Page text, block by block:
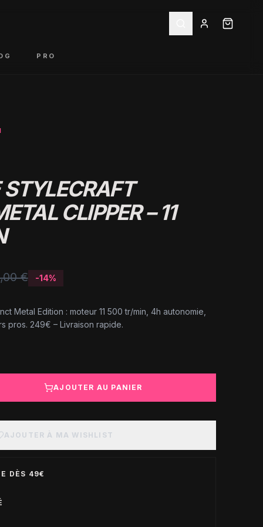
PRO
CLIPPER – 11
€ -14%
Metal Edition : moteur 11 500 tr/min, 4h autonomie,
pros. 249€ – Livraison rapide.
AJOUTER AU PANIER
AJOUTER À MA WISHLIST
DÈS 49€